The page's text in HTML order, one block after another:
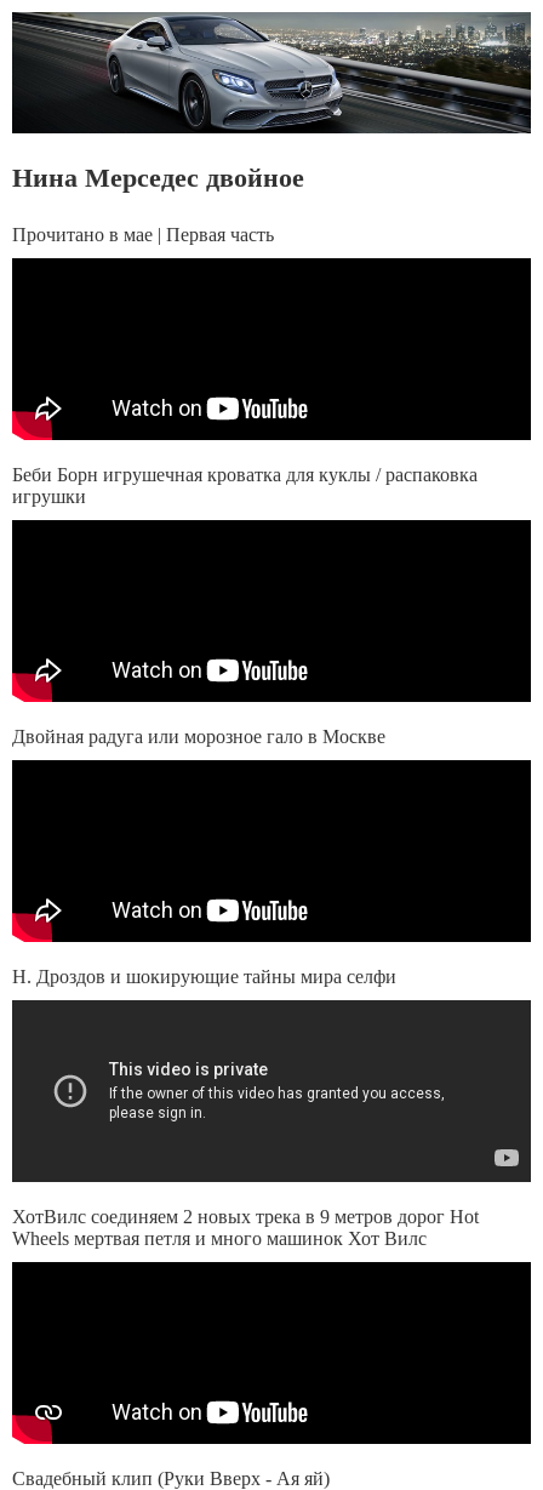
Нина Мерседес двойное
Прочитано в мае | Первая часть
Беби Борн игрушечная кроватка для куклы / распаковка
игрушки
Двойная радуга или морозное гало в Москве
Н. Дроздов и шокирующие тайны мира селфи
ХотВилс соединяем 2 новых трека в 9 метров дорог Hot
Wheels мертвая петля и много машинок Хот Вилс
Свадебный клип (Руки Вверх - Ая яй)